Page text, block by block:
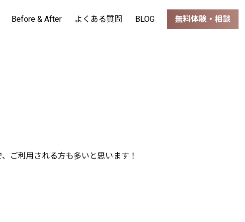
Before & After よくある質問 BLOG 無料体験・相談
ご利用される方も多いと思います！